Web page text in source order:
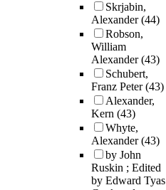
Skrjabin,
Alexander(44)
Robson,
William
Alexander(43)
Schubert,
Franz Peter(43)
Alexander,
Kern (43)
Whyte,
Alexander(43)
by John
Ruskin ; Edited
by Edward Tyas